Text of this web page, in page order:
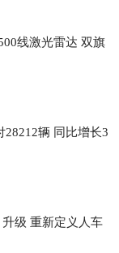
线激光雷达 双旗
28212辆 同比增长3
级 重新定义人车